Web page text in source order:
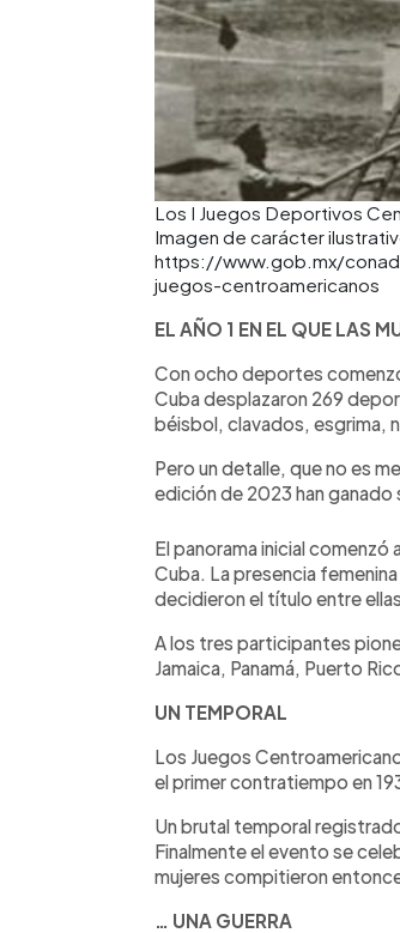
Los I Juegos Deportivos
Imagen de carácter
https://www.gob.mx/
juegos-centroamericanos
EL AÑO 1 EN EL QUE LAS
Con ocho deportes
Cuba desplazaron 269
béisbol, clavados, esgrima,
Pero un detalle, que no es
edición de 2023 han
El panorama inicial
Cuba. La presencia
decidieron el título entre ellas.
A los tres participantes
Jamaica, Panamá, Puerto
UN TEMPORAL
Los Juegos
el primer contratiempo en
Un brutal temporal
Finalmente el evento se
mujeres compitieron
… UNA GUERRA